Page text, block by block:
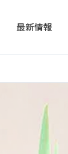
最新情報